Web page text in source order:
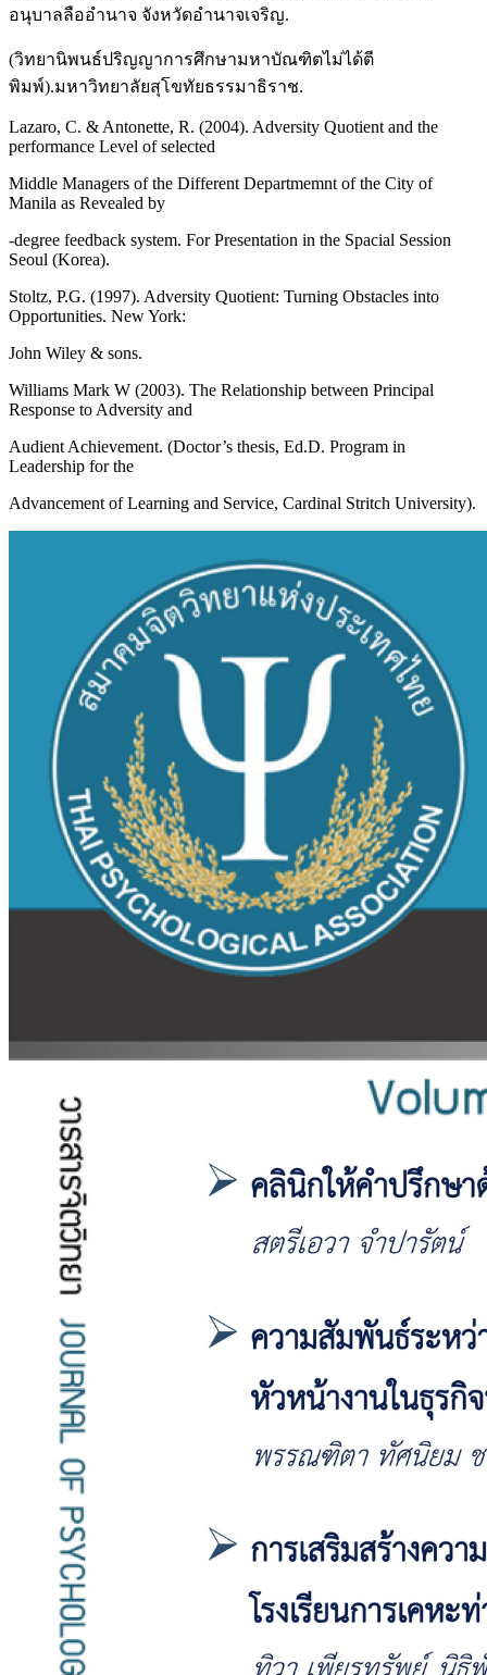
อนุบาลลืออำนาจ จังหวัดอำนาจเจริญ.
(วิทยานิพนธ์ปริญญาการศึกษามหาบัณฑิตไม่ได้ตี
พิมพ์).มหาวิทยาลัยสุโขทัยธรรมาธิราช.
Lazaro, C. & Antonette, R. (2004). Adversity Quotient and the
performance Level of selected
Middle Managers of the Different Departmemnt of the City of
Manila as Revealed by
-degree feedback system. For Presentation in the Spacial Session
Seoul (Korea).
Stoltz, P.G. (1997). Adversity Quotient: Turning Obstacles into
Opportunities. New York:
John Wiley & sons.
Williams Mark W (2003). The Relationship between Principal
Response to Adversity and
Audient Achievement. (Doctor’s thesis, Ed.D. Program in
Leadership for the
Advancement of Learning and Service, Cardinal Stritch University).